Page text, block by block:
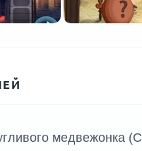
медвежонка